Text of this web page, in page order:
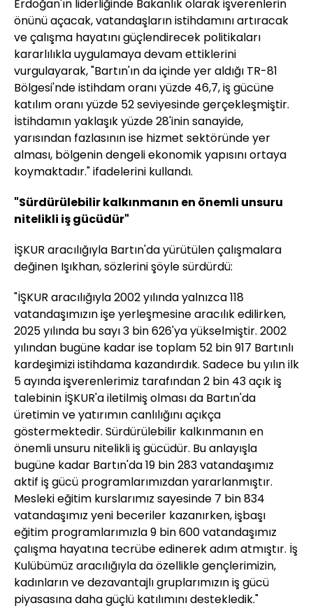
Erdoğan'ın liderliğinde Bakanlık olarak işverenlerin
önünü açacak, vatandaşların istihdamını artıracak
ve çalışma hayatını güçlendirecek politikaları
kararlılıkla uygulamaya devam ettiklerini
vurgulayarak, "Bartın'ın da içinde yer aldığı TR-81
Bölgesi'nde istihdam oranı yüzde 46,7, iş gücüne
katılım oranı yüzde 52 seviyesinde gerçekleşmiştir.
İstihdamın yaklaşık yüzde 28'inin sanayide,
yarısından fazlasının ise hizmet sektöründe yer
alması, bölgenin dengeli ekonomik yapısını ortaya
koymaktadır." ifadelerini kullandı.
"Sürdürülebilir kalkınmanın en önemli unsuru
nitelikli iş gücüdür"
İŞKUR aracılığıyla Bartın'da yürütülen çalışmalara
değinen Işıkhan, sözlerini şöyle sürdürdü:
"İŞKUR aracılığıyla 2002 yılında yalnızca 118
vatandaşımızın işe yerleşmesine aracılık edilirken,
2025 yılında bu sayı 3 bin 626'ya yükselmiştir. 2002
yılından bugüne kadar ise toplam 52 bin 917 Bartınlı
kardeşimizi istihdama kazandırdık. Sadece bu yılın ilk
5 ayında işverenlerimiz tarafından 2 bin 43 açık iş
talebinin İŞKUR'a iletilmiş olması da Bartın'da
üretimin ve yatırımın canlılığını açıkça
göstermektedir. Sürdürülebilir kalkınmanın en
önemli unsuru nitelikli iş gücüdür. Bu anlayışla
bugüne kadar Bartın'da 19 bin 283 vatandaşımız
aktif iş gücü programlarımızdan yararlanmıştır.
Mesleki eğitim kurslarımız sayesinde 7 bin 834
vatandaşımız yeni beceriler kazanırken, işbaşı
eğitim programlarımızla 9 bin 600 vatandaşımız
çalışma hayatına tecrübe edinerek adım atmıştır. İş
Kulübümüz aracılığıyla da özellikle gençlerimizin,
kadınların ve dezavantajlı gruplarımızın iş gücü
piyasasına daha güçlü katılımını destekledik."